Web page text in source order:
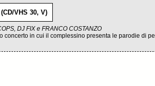
VHS 30, V)
DJ FIX e FRANCO COSTANZO
concerto in cui il complessino presenta le parodie di